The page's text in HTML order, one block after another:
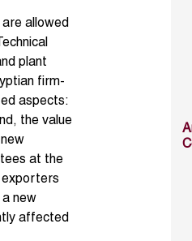
allowed
plant
firm-
aspects:
the value
at the
exporters
new
affected